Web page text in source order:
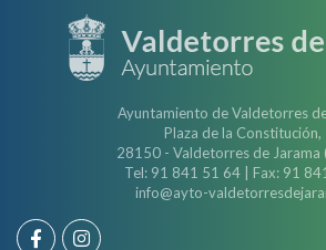
Ayuntamiento de Valdetorres
Plaza de la Constitución,
28150 - Valdetorres de Jarama
Tel: 91 841 51 64 | Fax: 91
info@ayto-